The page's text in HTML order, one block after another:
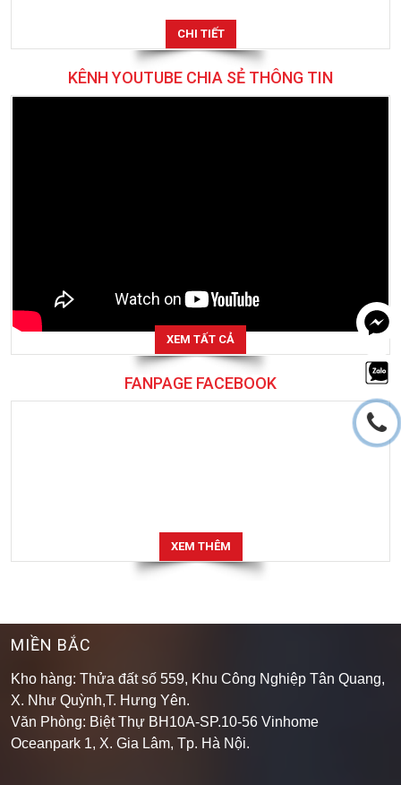
CHI TIẾT
KÊNH YOUTUBE CHIA SẺ THÔNG TIN
XEM TẤT CẢ
FANPAGE FACEBOOK
XEM THÊM
MIỀN BẮC
Kho hàng: Thửa đất số 559, Khu Công Nghiệp Tân Quang,
X. Như Quỳnh,T. Hưng Yên.
Văn Phòng: Biệt Thự BH10A-SP.10-56 Vinhome
Oceanpark 1, X. Gia Lâm, Tp. Hà Nội.